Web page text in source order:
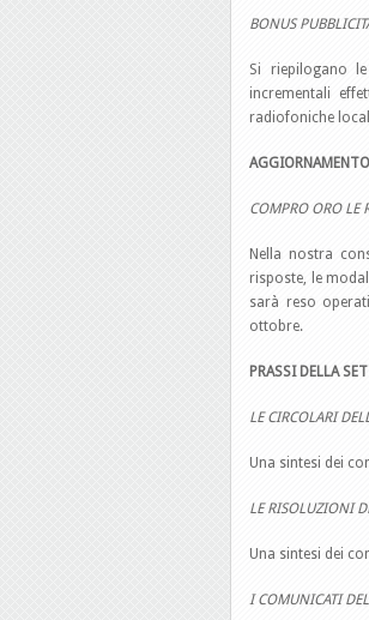
BONUS
Si riepilogano
incrementali
radiofoniche
COMPRO ORO LE
Nella nostra
risposte, le
sarà reso
ottobre.
PRASSI DELLA
LE CIRCOLARI
Una sintesi dei
LE RISOLUZIONI
Una sintesi dei
I COMUNICATI